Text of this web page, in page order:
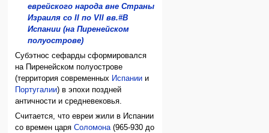
еврейского народа вне Страны
Израиля со II по VII вв.#В
Испании (на Пиренейском
полуострове)
Субэтнос сефарды сформировался
на Пиренейском полуострове
(территория современных Испании и
Португалии) в эпохи поздней
античности и средневековья.
Считается, что евреи жили в Испании
со времен царяСоломона(965-930 до